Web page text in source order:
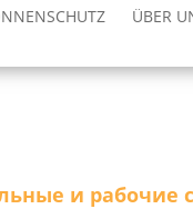
ÜBER
и рабочие